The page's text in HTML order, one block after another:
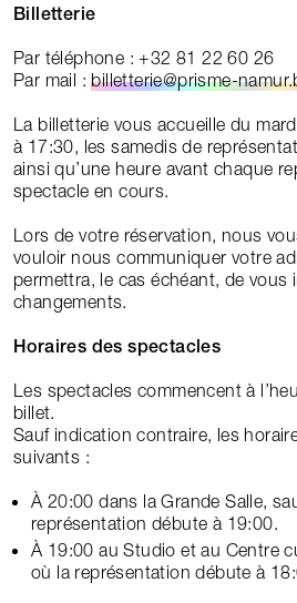
Billetterie
Par téléphone : +32 81 22 60 26
Par mail :billetterie@prisme-
La billetterie vous accueille du
à 17:30, les samedis de
ainsi qu’une heure avant chaque
spectacle en cours.
Lors de votre réservation, nous
vouloir nous communiquer votre
permettra, le cas échéant, de vous
changements.
Horaires des spectacles
Les spectacles commencent à
billet.
Sauf indication contraire, les
suivants :
À 20:00 dans la Grande Salle,
représentation débute à 19:00.
À 19:00 au Studio et au Centre
où la représentation débute à